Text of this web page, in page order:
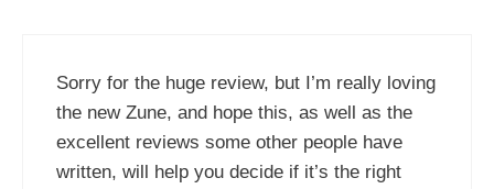
Sorry for the huge review, but I’m really loving
the new Zune, and hope this, as well as the
excellent reviews some other people have
written, will help you decide if it’s the right